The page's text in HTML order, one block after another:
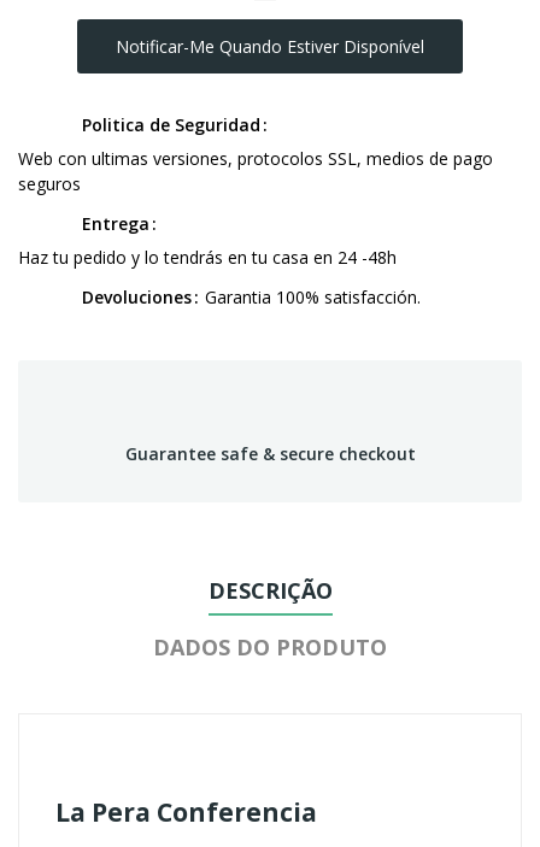
Notificar-Me Quando Estiver Disponível
Politica de Seguridad
Web con ultimas versiones, protocolos SSL, medios de pago
seguros
Entrega
Haz tu pedido y lo tendrás en tu casa en 24 -48h
Devoluciones Garantia 100% satisfacción.
Guarantee safe & secure checkout
DESCRIÇÃO
DADOS DO PRODUTO
La Pera Conferencia